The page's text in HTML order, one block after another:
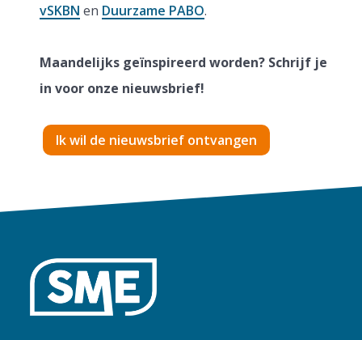
vSKBN en Duurzame PABO.
Maandelijks geïnspireerd worden? Schrijf je
in voor onze nieuwsbrief!
Ik wil de nieuwsbrief ontvangen